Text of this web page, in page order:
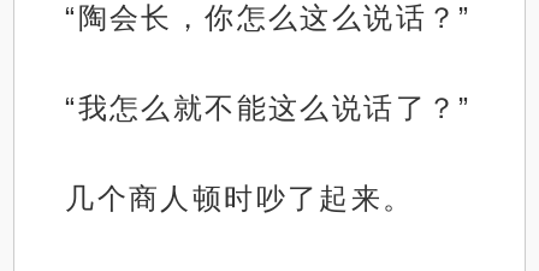
“陶会长，你怎么这么说话？”
“我怎么就不能这么说话了？”
几个商人顿时吵了起来。